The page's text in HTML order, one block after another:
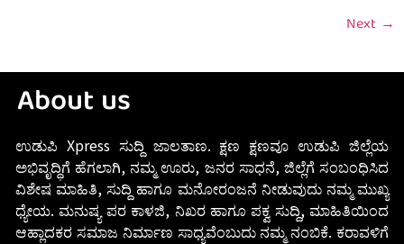
Next →
About us
ಉಡುಪಿ Xpress ಸುದ್ದಿ ಜಾಲತಾಣ. ಕ್ಷಣ ಕ್ಷಣವೂ ಉಡುಪಿ ಜಿಲ್ಲೆಯ
ಅಭಿವೃದ್ಧಿಗೆ ಹೆಗಲಾಗಿ, ನಮ್ಮ ಊರು, ಜನರ ಸಾಧನೆ, ಜಿಲ್ಲೆಗೆ ಸಂಬಂಧಿಸಿದ
ವಿಶೇಷ ಮಾಹಿತಿ, ಸುದ್ದಿ ಹಾಗೂ ಮನೋರಂಜನೆ ನೀಡುವುದು ನಮ್ಮ ಮುಖ್ಯ
ಧ್ಯೇಯ. ಮನುಷ್ಯ ಪರ ಕಾಳಜಿ, ನಿಖರ ಹಾಗೂ ಪಕ್ವ ಸುದ್ದಿ, ಮಾಹಿತಿಯಿಂದ
ಆಹ್ಲಾದಕರ ಸಮಾಜ ನಿರ್ಮಾಣ ಸಾಧ್ಯವೆಂಬುದು ನಮ್ಮ ನಂಬಿಕೆ. ಕರಾವಳಿಗೆ